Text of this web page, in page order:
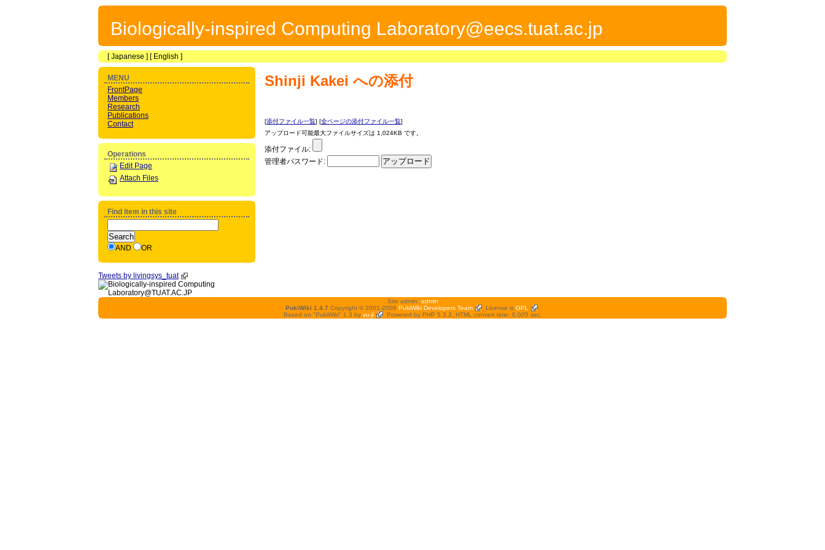
Biologically-inspired Computing Laboratory@eecs.tuat.ac.jp
[Japanese ] [ English ]
Shinji Kakei への添付
[添付ファイル一覧] [全ページの添付ファイル一覧]
アップロード可能最大ファイルサイズは 1,024KB です。
添付ファイル:
管理者パスワード:
MENU
FrontPage
Members
Research
Publications
Contact
Operations
Edit Page
Attach Files
Find item in this site
AND OR
Tweets by livingsys_tuat
Site admin: admin
PukiWiki 1.4.7 Copyright © 2001-2006 PukiWiki Developers Team . License is GPL
Based on "PukiWiki" 1.3 by yu-ji . Powered by PHP 5.3.3. HTML convert time: 0.005 sec.